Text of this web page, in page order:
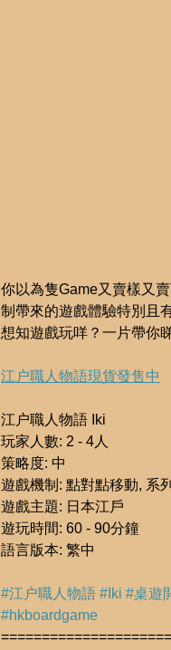
你以為隻Game又賣樣又
制帶來的遊戲體驗特別且有
想知遊戲玩咩？一片帶你
江户職人物語現貨發售中
江户職人物語 Iki
玩家人數: 2 - 4人
策略度: 中
遊戲機制: 點對點移動, 系
遊戲主題: 日本江戶
遊玩時間: 60 - 90分鐘
語言版本: 繁中
#江户職人物語 #Iki #桌遊
#hkboardgame